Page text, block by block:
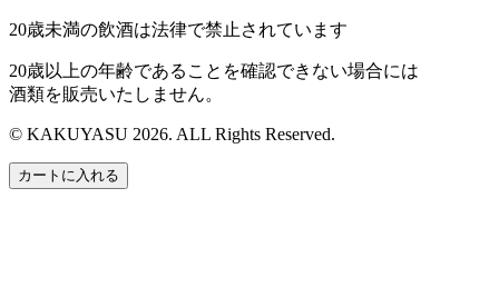
20歳未満の飲酒は法律で禁止されています
20歳以上の年齢であることを確認できない場合には
酒類を販売いたしません。
© KAKUYASU 2026. ALL Rights Reserved.
カートに入れる